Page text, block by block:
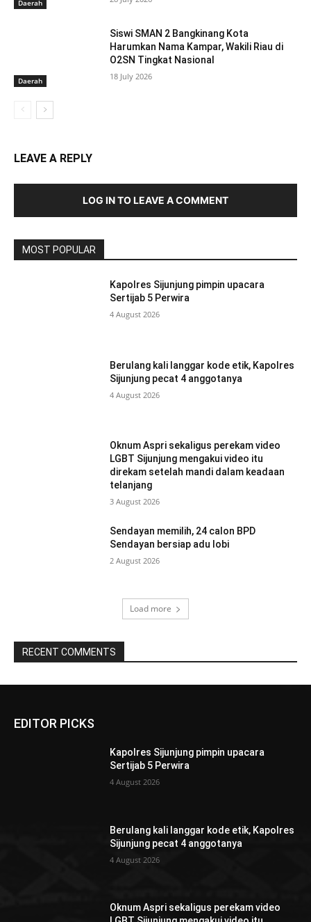
Daerah
Daerah
Siswi SMAN 2 Bangkinang Kota
Harumkan Nama Kampar, Wakili Riau di
O2SN Tingkat Nasional
18 July 2026
LEAVE A REPLY
LOG IN TO LEAVE A COMMENT
MOST POPULAR
Kapolres Sijunjung pimpin upacara
Sertijab 5 Perwira
4 August 2026
Berulang kali langgar kode etik, Kapolres
Sijunjung pecat 4 anggotanya
4 August 2026
Oknum Aspri sekaligus perekam video
LGBT Sijunjung mengakui video itu
direkam setelah mandi dalam keadaan
telanjang
3 August 2026
Sendayan memilih, 24 calon BPD
Sendayan bersiap adu lobi
2 August 2026
Load more
RECENT COMMENTS
EDITOR PICKS
Kapolres Sijunjung pimpin upacara
Sertijab 5 Perwira
4 August 2026
Berulang kali langgar kode etik, Kapolres
Sijunjung pecat 4 anggotanya
4 August 2026
Oknum Aspri sekaligus perekam video